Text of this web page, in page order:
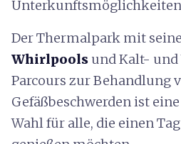
Der Thermalpark mit
Whirlpools und Kalt-
Parcours zur Behandlung
Gefäßbeschwerden ist
Wahl für alle, die einen